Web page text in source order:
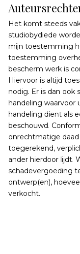
Het komt steeds
studiobydiede
mijn toestemming
toestemming
bescherm werk is
Hiervoor is altijd
nodig. Er is dan ook
handeling waarvoor
handeling dient als
beschouwd.
onrechtmatige
toegerekend,
ander hierdoor lijdt.
schadevergoeding
ontwerp(en),
verkocht.